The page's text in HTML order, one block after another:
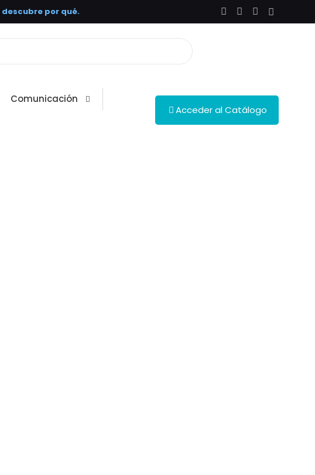
descubre por qué.
Comunicación
Acceder al Catálogo